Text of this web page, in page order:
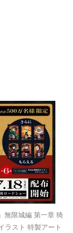
無限城編 第一章 猗
ラスト 特製アート